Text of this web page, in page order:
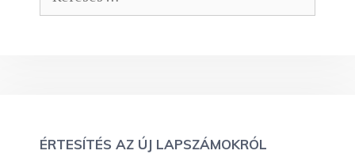
ÉRTESÍTÉS AZ ÚJ LAPSZÁMOKRÓL